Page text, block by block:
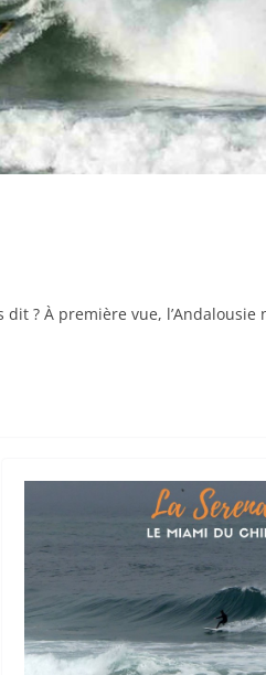
? À première vue, l’Andalousie